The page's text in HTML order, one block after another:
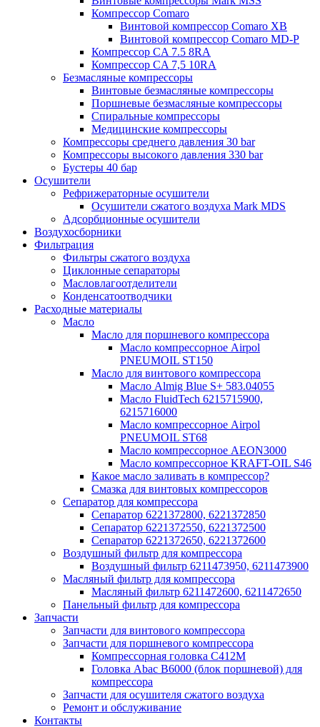
Компрессор Comaro
Винтовой компрессор Comaro XB
Винтовой компрессор Comaro MD-P
Компрессор CA 7.5 8RA
Компрессор CA 7,5 10RA
Безмасляные компрессоры
Винтовые безмасляные компрессоры
Поршневые безмасляные компрессоры
Спиральные компрессоры
Медицинские компрессоры
Компрессоры среднего давления 30 bar
Компрессоры высокого давления 330 bar
Бустеры 40 бар
Осушители
Рефрижераторные осушители
Осушители сжатого воздуха Mark MDS
Адсорбционные осушители
Воздухосборники
Фильтрация
Фильтры сжатого воздуха
Циклонные сепараторы
Масловлагоотделители
Конденсатоотводчики
Расходные материалы
Масло
Масло для поршневого компрессора
Масло компрессорное Airpol
PNEUMOIL ST150
Масло для винтового компрессора
Масло Almig Blue S+ 583.04055
Масло FluidTech 6215715900,
6215716000
Масло компрессорное Airpol
PNEUMOIL ST68
Масло компрессорное AEON3000
Масло компрессорное KRAFT-OIL S46
Какое масло заливать в компрессор?
Смазка для винтовых компрессоров
Сепаратор для компрессора
Сепаратор 6221372800, 6221372850
Сепаратор 6221372550, 6221372500
Сепаратор 6221372650, 6221372600
Воздушный фильтр для компрессора
Воздушный фильтр 6211473950, 6211473900
Масляный фильтр для компрессора
Масляный фильтр 6211472600, 6211472650
Панельный фильтр для компрессора
Запчасти
Запчасти для винтового компрессора
Запчасти для поршневого компрессора
Компрессорная головка С412М
Головка Abac B6000 (блок поршневой) для
компрессора
Запчасти для осушителя сжатого воздуха
Ремонт и обслуживание
Контакты